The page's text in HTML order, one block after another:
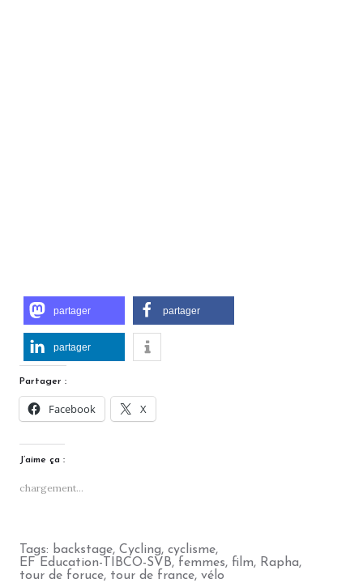
partager partager
partager
Partager :
Facebook X
J’aime ça :
chargement…
Tags: backstage, Cycling, cyclisme,
EF Education-TIBCO-SVB, femmes, film, Rapha,
tour de foruce, tour de france, vélo